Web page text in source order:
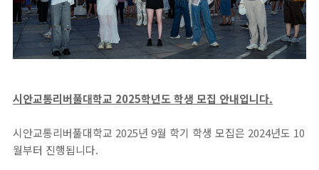
시안교통리버풀대학교 2025학년도 학생 모집 안내입니다.
시안교통리버풀대학교 2025년 9월 학기 학생 모집은 2024년도 10
월부터 진행됩니다.